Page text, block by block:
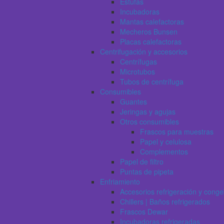
Incubadoras
Mantas calefactoras
Mecheros Bunsen
Placas calefactoras
Centrifugación y accesorios
Centrífugas
Microtubos
Tubos de centrífuga
Consumibles
Guantes
Jeringas y agujas
Otros consumibles
Frascos para muestras
Papel y celulosa
Complementos
Papel de filtro
Puntas de pipeta
Enfriamiento
Accesorios refrigeración y
Chillers | Baños refrigerados
Frascos Dewar
Incubadoras refrigeradas